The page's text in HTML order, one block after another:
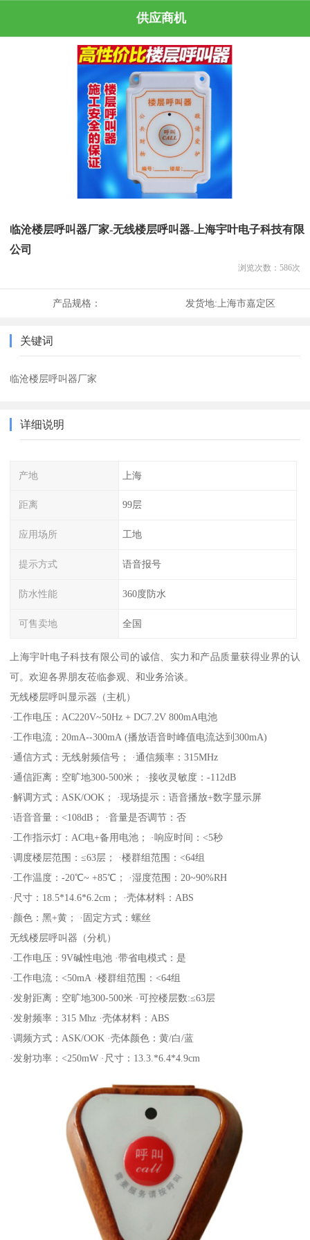
供应商机
临沧楼层呼叫器厂家-无线楼层呼叫器-上海宇叶电子科技有限
公司
浏览次数： 586次
产品规格： 发货地:上海市嘉定区
关键词
临沧楼层呼叫器厂家
详细说明
产地 上海
距离 99层
应用场所 工地
提示方式 语音报号
防水性能 360度防水
可售卖地 全国
上海宇叶电子科技有限公司的诚信、实力和产品质量获得业界的认
可。欢迎各界朋友莅临参观、和业务洽谈。
无线楼层呼叫显示器（主机）
·工作电压：AC220V~50Hz + DC7.2V 800mA电池
·工作电流：20mA--300mA (播放语音时峰值电流达到300mA)
·通信方式：无线射频信号； ·通信频率：315MHz
·通信距离：空旷地300-500米； ·接收灵敏度：-112dB
·解调方式：ASK/OOK； ·现场提示：语音播放+数字显示屏
·语音音量：<108dB； ·音量是否调节：否
·工作指示灯：AC电+备用电池； ·响应时间：<5秒
·调度楼层范围：≤63层； ·楼群组范围：<64组
·工作温度：-20℃~ +85℃； ·湿度范围：20~90%RH
·尺寸：18.5*14.6*6.2cm； ·壳体材料：ABS
·颜色：黑+黄； ·固定方式：螺丝
无线楼层呼叫器（分机）
·工作电压：9V碱性电池 ·带省电模式：是
·工作电流：<50mA ·楼群组范围：<64组
·发射距离：空旷地300-500米 ·可控楼层数:≤63层
·发射频率：315 Mhz ·壳体材料：ABS
·调频方式：ASK/OOK ·壳体颜色：黄/白/蓝
·发射功率：<250mW ·尺寸：13.3.*6.4*4.9cm